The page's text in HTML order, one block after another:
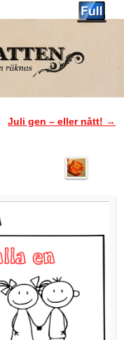
Juli gen – eller nått! →